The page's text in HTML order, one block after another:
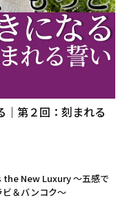
｜第２回：刻まれる
New Luxury ～五感で
ビ＆バンコク～